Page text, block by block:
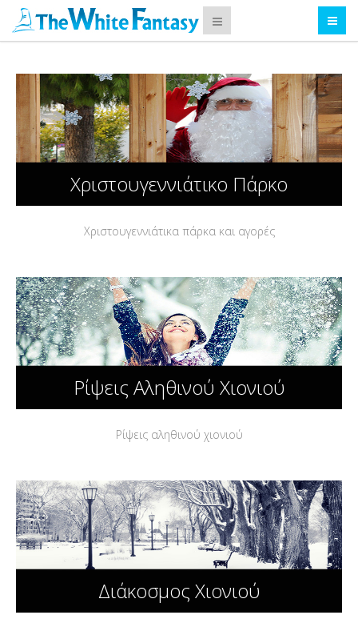
Χριστουγεννιάτικο Πάρκο
Χριστουγεννιάτικα πάρκα και αγορές
Ρίψεις Αληθινού Χιονιού
Ρίψεις αληθινού χιονιού
Διάκοσμος Χιονιού